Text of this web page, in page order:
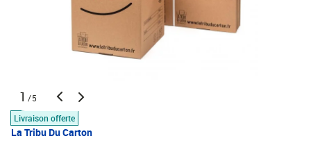
1 /5
Livraison offerte
La Tribu Du Carton